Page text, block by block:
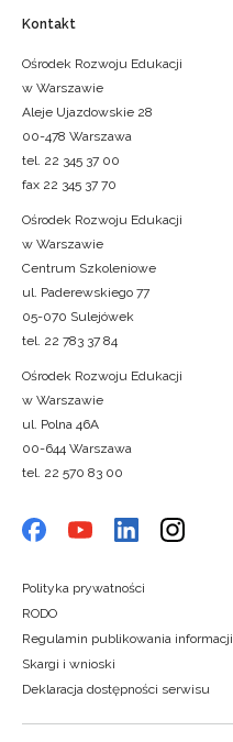
Kontakt
Ośrodek Rozwoju Edukacji
w Warszawie
Aleje Ujazdowskie 28
00-478 Warszawa
tel. 22 345 37 00
fax 22 345 37 70
Ośrodek Rozwoju Edukacji
w Warszawie
Centrum Szkoleniowe
ul. Paderewskiego 77
05-070 Sulejówek
tel. 22 783 37 84
Ośrodek Rozwoju Edukacji
w Warszawie
ul. Polna 46A
00-644 Warszawa
tel. 22 570 83 00
Polityka prywatności
RODO
Regulamin publikowania informacji
Skargi i wnioski
Deklaracja dostępności serwisu